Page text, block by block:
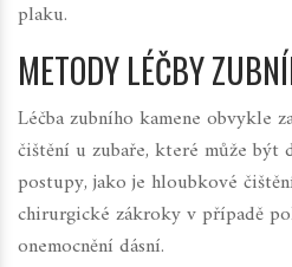
plaku.
METODY LÉČBY
Léčba zubního kamene obvykle
čištění u zubaře, které může být
postupy, jako je hloubkové
chirurgické zákroky v případě
onemocnění dásní.